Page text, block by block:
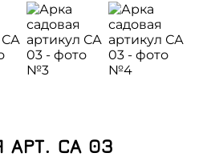
АРТ. СА 03